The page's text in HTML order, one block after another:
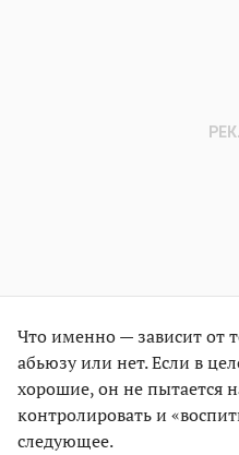
Что именно — зависит от
абьюзу или нет. Если в
хорошие, он не пытается
контролировать и
следующее.